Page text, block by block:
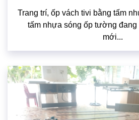
Trang trí, ốp vách tivi bằng tấm
tấm nhựa sóng ốp tường
mới...